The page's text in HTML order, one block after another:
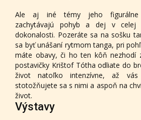
Ale aj iné témy jeho figurálne
zachytávajú pohyb a dej v celej
dokonalosti. Pozeráte sa na sošku
sa byť unášaní rytmom tanga, pri
máte obavy, či ho ten kôň nezhodí
postavičky Krištof Tótha odliate do
život natoľko intenzívne, až
stotožňujete sa s nimi a aspoň na
život.
Výstavy